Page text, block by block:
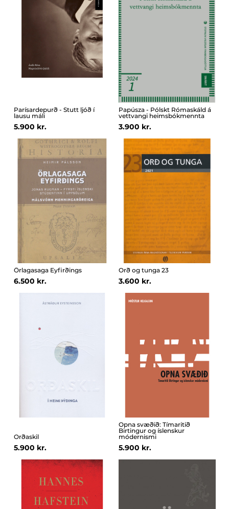
Parísardepurð - Stutt ljóð í
lausu máli
5.900 kr.
Papúsza - Pólskt Rómaskáld á
vettvangi heimsbókmennta
3.900 kr.
Örlagasaga Eyfirðings
6.500 kr.
Orð og tunga 23
3.600 kr.
Orðaskil
5.900 kr.
Opna svæðið: Tímaritið
Birtingur og íslenskur
módernismi
5.900 kr.